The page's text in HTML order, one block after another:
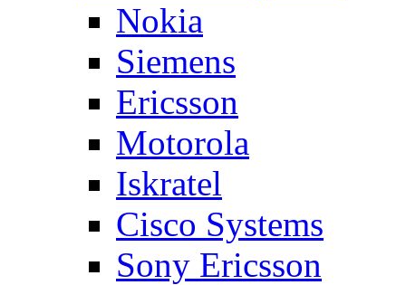
Nokia
Siemens
Ericsson
Motorola
Iskratel
Cisco Systems
Sony Ericsson